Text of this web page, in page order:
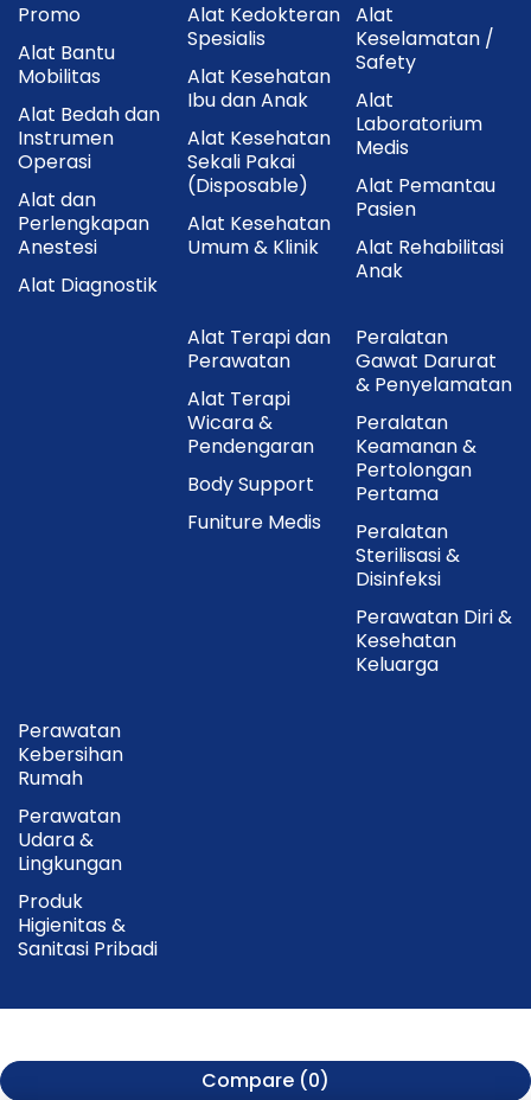
Promo
Alat Bantu
Mobilitas
Alat Bedah dan
Instrumen
Operasi
Alat dan
Perlengkapan
Anestesi
Alat Diagnostik
Alat Kedokteran
Spesialis
Alat Kesehatan
Ibu dan Anak
Alat Kesehatan
Sekali Pakai
(Disposable)
Alat Kesehatan
Umum & Klinik
Alat
Keselamatan /
Safety
Alat
Laboratorium
Medis
Alat Pemantau
Pasien
Alat Rehabilitasi
Anak
Alat Terapi dan
Perawatan
Alat Terapi
Wicara &
Pendengaran
Body Support
Funiture Medis
Peralatan
Gawat Darurat
& Penyelamatan
Peralatan
Keamanan &
Pertolongan
Pertama
Peralatan
Sterilisasi &
Disinfeksi
Perawatan Diri &
Kesehatan
Keluarga
Perawatan
Kebersihan
Rumah
Perawatan
Udara &
Lingkungan
Produk
Higienitas &
Sanitasi Pribadi
Compare (0)